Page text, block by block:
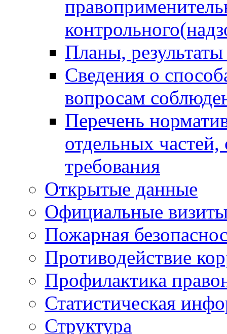
Планы,
Сведения о
вопросам
Перечень
отдельных
требования
Открытые данные
Официальные
Пожарная
Противодействие
Профилактика
Статистическая
Структура